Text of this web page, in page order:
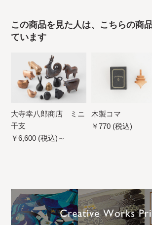
この商品を見た人は、こちらの商
ています
大寺幸八郎商店 ミニ
干支
￥6,600 (税込)～
木製コマ
￥770 (税込)